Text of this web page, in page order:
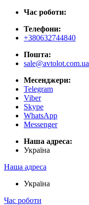
Час роботи:
Телефони:
+380632744840
Пошта:
sale@avtolot.com.ua
Месенджери:
Telegram
Viber
Skype
WhatsApp
Messenger
Наша адреса:
Українa
Наша адреса
Українa
Час роботи